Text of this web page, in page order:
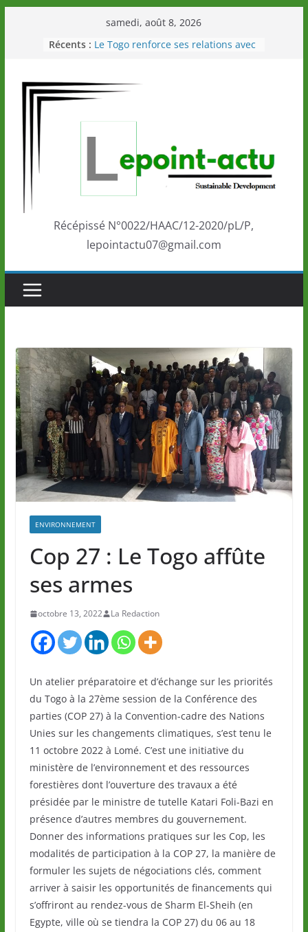
samedi, août 8, 2026
Récents : Le Togo renforce ses relations avec
Éléphants en Côte d’Ivoire
LOTO DETENTE”, un nouveau tirage
marque de confiance au Togo sur
la scène internationale au-delà des
performances de ses athlètes
Togo: Que retenir de la politique
éducation et de l’ambition de
Récépissé N°0022/HAAC/12-2020/pL/P,
lepointactu07@gmail.com
ENVIRONNEMENT
Cop 27 : Le Togo affûte
ses armes
octobre 13, 2022 La Redaction
Un atelier préparatoire et d’échange sur les priorités
du Togo à la 27ème session de la Conférence des
parties (COP 27) à la Convention-cadre des Nations
Unies sur les changements climatiques, s’est tenu le
11 octobre 2022 à Lomé. C’est une initiative du
ministère de l’environnement et des ressources
forestières dont l’ouverture des travaux a été
présidée par le ministre de tutelle Katari Foli-Bazi en
présence d’autres membres du gouvernement.
Donner des informations pratiques sur les Cop, les
modalités de participation à la COP 27, la manière de
formuler les sujets de négociations clés, comment
arriver à saisir les opportunités de financements qui
s’offriront au rendez-vous de Sharm El-Sheih (en
Egypte, ville où se tiendra la COP 27) du 06 au 18